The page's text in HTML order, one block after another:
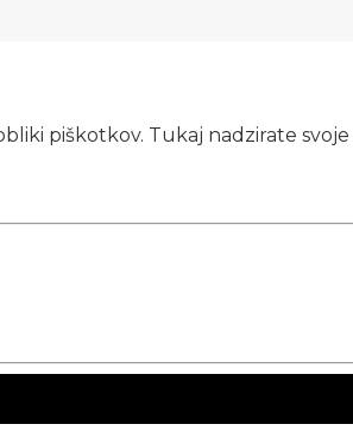
piškotkov. Tukaj nadzirate svoje